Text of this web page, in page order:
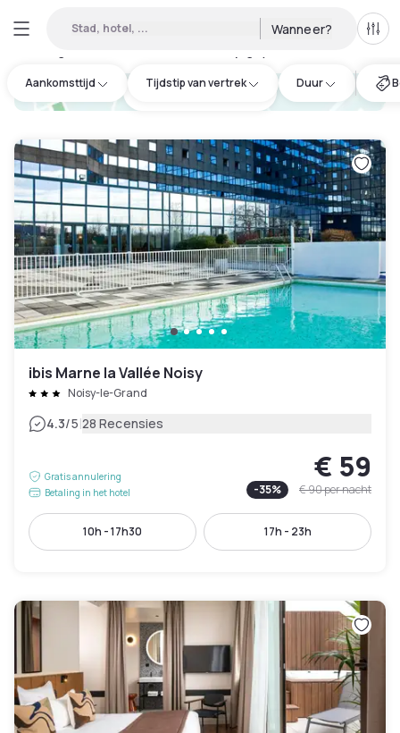
Stad, hotel, ... Wanneer?
Aankomsttijd Tijdstip van vertrek Duur
hotel.cta.view_map
ibis Marne la Vallée Noisy
Noisy-le-Grand
4.3/5|28 Recensies
Gratis annulering
Betaling in het hotel
€ 59
-35% € 90per nacht
10h - 17h30 17h - 23h